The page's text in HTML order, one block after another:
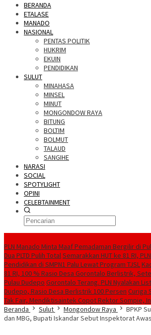
BERANDA
ETALASE
MANADO
NASIONAL
PENTAS POLITIK
HUKRIM
EKUIN
PENDIDIKAN
SULUT
MINAHASA
MINSEL
MINUT
MONGONDOW RAYA
BITUNG
BOLTIM
BOLMUT
TALAUD
SANGIHE
NARASI
SOCIAL
SPOTYLIGHT
OPINI
CELEBTAINMENT
PLN Manado Minta Maaf Pemadaman Bergilir di
Dua PLTD Pulih TotalSemarakkan HUT ke 81 RI,
Pendidikan di SMPN1 Palu Lewat Program TJSL
81 RI, 100 % Rasio Desa Gorontalo Berlistrik,
Pulau Dudepo Gorontalo Terang. PLN Nyalakan
Dudepo, Rasio Desa Berlistrik 100 Persen Curiga
Tak Fair, Mendiktisaintek Copot Rektor Sompie,
Beranda
Sulut Mongondow Raya
BPKP
dan MBG, Bupati Iskandar Sebut Inspektorat